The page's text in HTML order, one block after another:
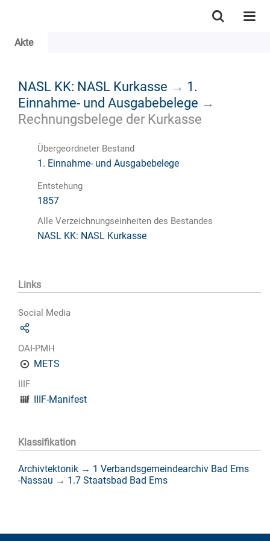
Akte
NASL KK: NASL Kurkasse → 1.
Einnahme- und Ausgabebelege →
Rechnungsbelege der Kurkasse
Übergeordneter Bestand
1. Einnahme- und Ausgabebelege
Entstehung
1857
Alle Verzeichnungseinheiten des Bestandes
NASL KK: NASL Kurkasse
Links
Social Media
OAI-PMH
METS
IIIF
IIIF-Manifest
Klassifikation
Archivtektonik → 1 Verbandsgemeindearchiv Bad Ems
-Nassau → 1.7 Staatsbad Bad Ems